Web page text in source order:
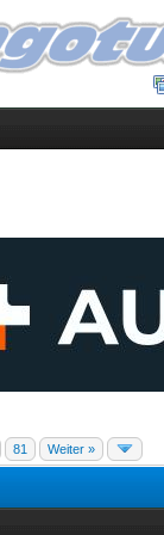
81 Weiter »